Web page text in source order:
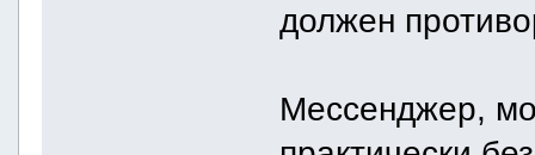
должен
Мессенджер,